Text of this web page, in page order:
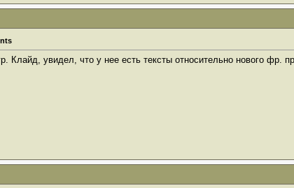
Клайд, увидел, что у нее есть тексты относительно нового фр.